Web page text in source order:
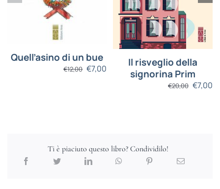
Quell’asino di un bue
€12,00 €7,00
Il risveglio della
signorina Prim
€20,00 €7,00
Ti è piaciuto questo libro? Condividilo!